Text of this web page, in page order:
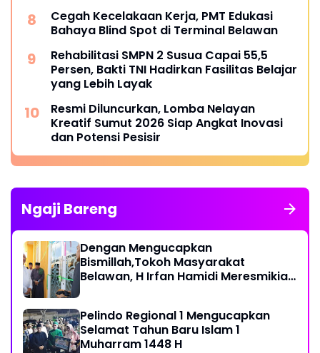
Cegah Kecelakaan Kerja, PMT Edukasi
Bahaya Blind Spot di Terminal Belawan
Rehabilitasi SMPN 2 Susua Capai 55,5
Persen, Bakti TNI Hadirkan Fasilitas Belajar
yang Lebih Layak
Resmi Diluncurkan, Lomba Nelayan
Kreatif Sumut 2026 Siap Angkat Inovasi
dan Potensi Pesisir
Ngaji Bareng
Dengan Mengucapkan
Bismillah,Tokoh Masyarakat
Belawan, H Irfan Hamidi Meresmikian
Pelindo Regional 1 Mengucapkan
Selamat Tahun Baru Islam 1
Muharram 1448 H